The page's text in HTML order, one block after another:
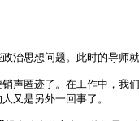
治思想问题。此时的导师就
声匿迹了。在工作中，我
又是另外一回事了。